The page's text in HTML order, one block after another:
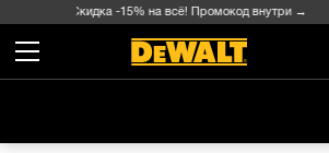
Скидка -15% на всё! Промокод внутри →